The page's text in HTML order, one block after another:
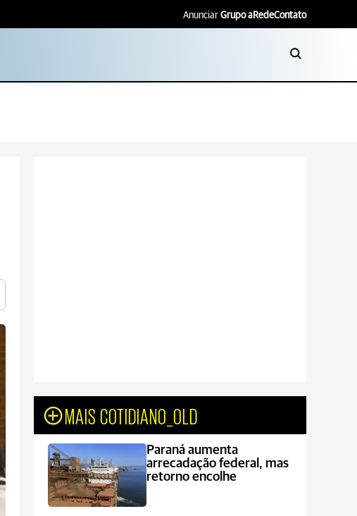
Anunciar Grupo aRedeContato
MAIS COTIDIANO_OLD
Paraná aumenta
arrecadação federal, mas
retorno encolhe